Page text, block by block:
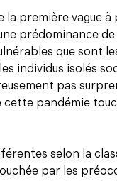
première vague
prédominance
que sont
individus isolés
pas
cette pandémie
selon la
par les